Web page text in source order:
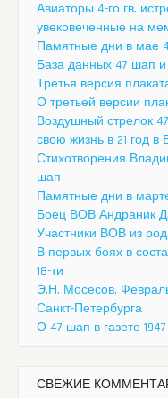
Авиаторы 4-го гв.
увековеченные на
Памятные дни в мае
База данных 47 шап
Третья версия
О третьей версии
Воздушный стрелок
свою жизнь в 21 год в
Стихотворения
шап
Памятные дни в
Боец ВОВ Андраник
Участники ВОВ из
В первых боях в
18-ти
Э.Н. Мосесов.
Санкт-Петербурга
О 47 шап в газете
СВЕЖИЕ